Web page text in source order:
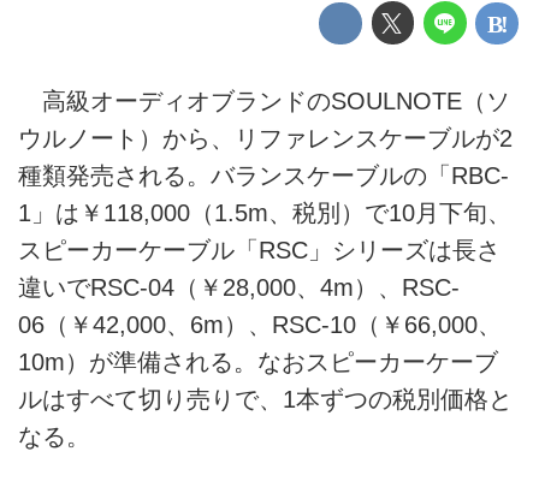
高級オーディオブランドのSOULNOTE（ソ
ウルノート）から、リファレンスケーブルが2
種類発売される。バランスケーブルの「RBC-
1」は￥118,000（1.5m、税別）で10月下旬、
スピーカーケーブル「RSC」シリーズは長さ
違いでRSC-04（￥28,000、4m）、RSC-
06（￥42,000、6m）、RSC-10（￥66,000、
10m）が準備される。なおスピーカーケーブ
ルはすべて切り売りで、1本ずつの税別価格と
なる。